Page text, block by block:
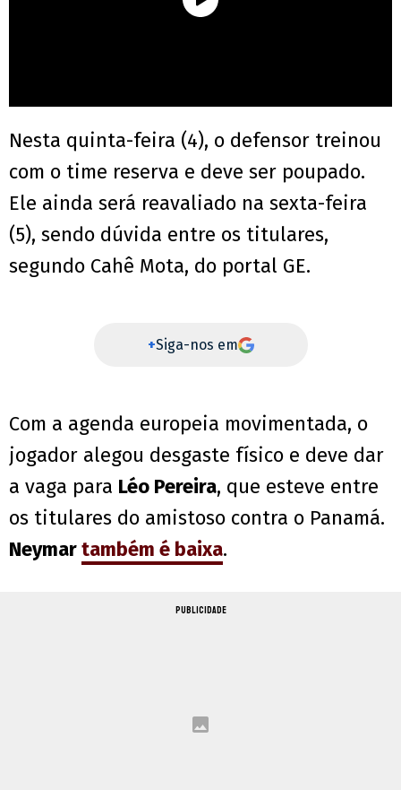
Nesta quinta-feira (4), o defensor treinou
com o time reserva e deve ser poupado.
Ele ainda será reavaliado na sexta-feira
(5), sendo dúvida entre os titulares,
segundo Cahê Mota, do portal GE.
+Siga-nos em
Com a agenda europeia movimentada, o
jogador alegou desgaste físico e deve dar
a vaga para Léo Pereira, que esteve entre
os titulares do amistoso contra o Panamá.
Neymartambém é baixa.
PUBLICIDADE